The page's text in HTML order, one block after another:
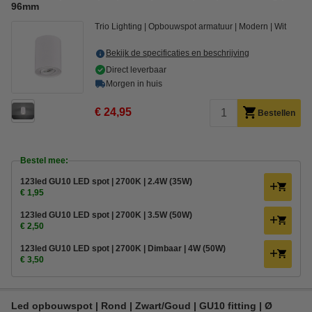
96mm
Trio Lighting Opbouwspot armatuur Modern Wit
Bekijk de specificaties en beschrijving
Direct leverbaar
Morgen in huis
€ 24,95 Bestellen
Bestel mee:
123led GU10 LED spot | 2700K | 2.4W (35W)
€ 1,95
123led GU10 LED spot | 2700K | 3.5W (50W)
€ 2,50
123led GU10 LED spot | 2700K | Dimbaar | 4W (50W)
€ 3,50
Led opbouwspot | Rond | Zwart/Goud | GU10 fitting | Ø